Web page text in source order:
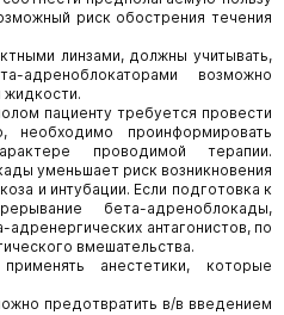
риск обострения течения
линзами, должны учитывать,
возможно
жидкости.
пациенту требуется провести
необходимо проинформировать
проводимой терапии.
уменьшает риск возникновения
и интубации. Если подготовка к
бета-адреноблокады,
антагонистов, по
вмешательства.
анестетики, которые
предотвратить в/в введением